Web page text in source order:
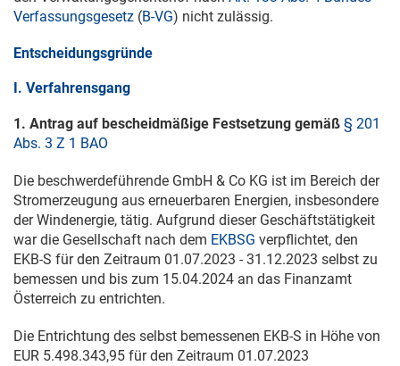
Verfassungsgesetz (B-VG) nicht zulässig.
Entscheidungsgründe
I. Verfahrensgang
1. Antrag auf bescheidmäßige Festsetzung gemäß § 201
Abs. 3 Z 1 BAO
Die beschwerdeführende GmbH & Co KG ist im Bereich der
Stromerzeugung aus erneuerbaren Energien, insbesondere
der Windenergie, tätig. Aufgrund dieser Geschäftstätigkeit
war die Gesellschaft nach dem EKBSG verpflichtet, den
EKB-S für den Zeitraum 01.07.2023 - 31.12.2023 selbst zu
bemessen und bis zum 15.04.2024 an das Finanzamt
Österreich zu entrichten.
Die Entrichtung des selbst bemessenen EKB-S in Höhe von
EUR 5.498.343,95 für den Zeitraum 01.07.2023